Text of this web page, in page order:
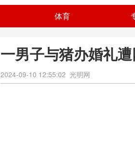
体育
一男子与猪办婚礼
2024-09-10 12:55:02 光明网